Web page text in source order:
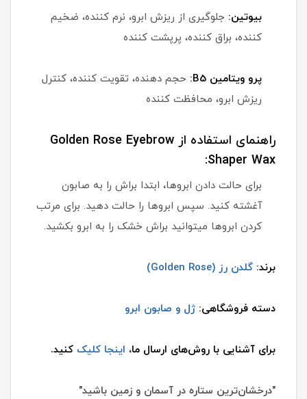
بیوتین: جلوگیری از ریزش ابرو، نرم کننده، ضخیم
کننده، براق کننده، پرپشت کننده
پرو ویتامین B5:
حجم دهنده، تقویت کننده، کنترل
ریزش ابرو، محافظت کننده
راهنمای استفاده از Golden Rose Eyebrow
Shaper Wax:
برای حالت دادن ابروها، ابتدا براش را به صابون
آغشته کنید. سپس ابروها را حالت دهید. برای مرتب
کردن ابروها میتوانید براش خشک را به ابرو بکشید.
برند: گلدن رز (Golden Rose)
دسته فروشگاهی: ژل و صابون ابرو
برای آشنایی با روش‌های ارسال ما، اینجا کلیک کنید.
"درخشان‌ترین ستاره در آسمان و زمین باشید"